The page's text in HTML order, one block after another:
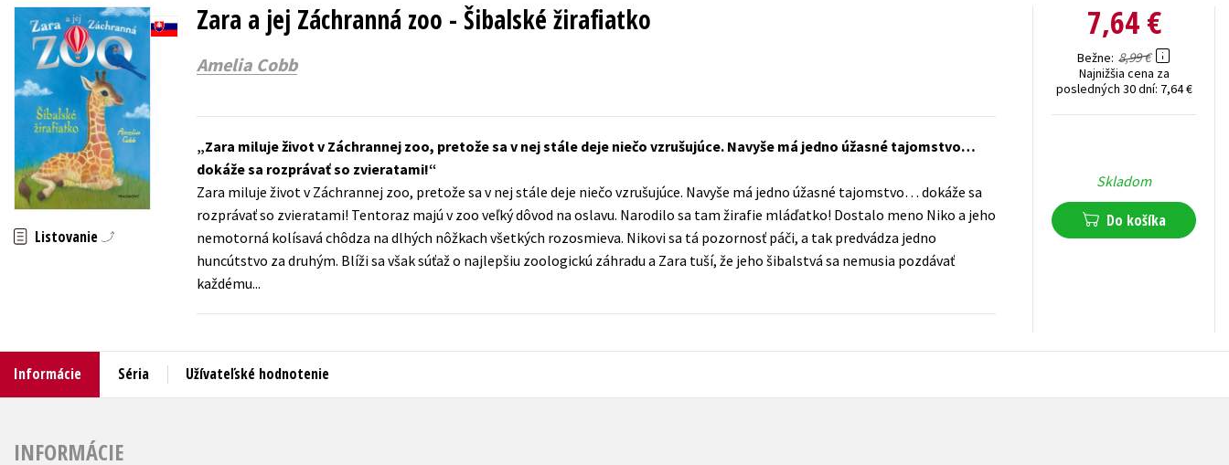
✍️Knihy s podpisom
🎁 Limitované balíčky
🔥 Výhodné predpredaje
🏷️ Zlacnené knihy
⚔️ Zaklínač na CD
🔖Outlet knihy
Auto - moto
Darčekové publikácie
Doplnkový sortiment
Ezoterika a duchovný svet
História a military
Hobby
Humanitné a spoločenské vedy
Kalendáre, diáre
Krížovky
Počítače
Populárno - náučná pre dospelých
Učebnice
Umenie a kultúra
Výchova a pedagogika
Young adult
Young adult (SK)
Zara a jej Záchranná zoo - Šibalské žirafiatko
Amelia Cobb
Listovanie
Zara miluje život v Záchrannej zoo, pretože sa v nej stále deje niečo vzrušujúce. Navyše má jedno úžasné tajomstvo…
dokáže sa rozprávať so zvieratami!
Zara miluje život v Záchrannej zoo, pretože sa v nej stále deje niečo vzrušujúce. Navyše má jedno úžasné tajomstvo… dokáže sa
rozprávať so zvieratami! Tentoraz majú v zoo veľký dôvod na oslavu. Narodilo sa tam žirafie mláďatko! Dostalo meno Niko a jeho
nemotorná kolísavá chôdza na dlhých nôžkach všetkých rozosmieva. Nikovi sa tá pozornosť páči, a tak predvádza jedno
huncútstvo za druhým. Blíži sa však súťaž o najlepšiu zoologickú záhradu a Zara tuší, že jeho šibalstvá sa nemusia pozdávať
každému...
7,64 €
Bežne 8,99 €
Najnižšia cena za
posledných 30 dní: 7,64 €
Skladom
Do košíka
Informácie Séria Užívateľské hodnotenie
INFORMÁCIE